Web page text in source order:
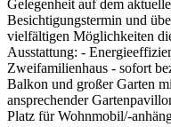
Gelegenheit auf dem
Besichtigungstermin und
vielfältigen Möglichkeiten
Ausstattung: -
Zweifamilienhaus - sofort
Balkon und großer Garten
ansprechender
Platz für Wohnmobil/-